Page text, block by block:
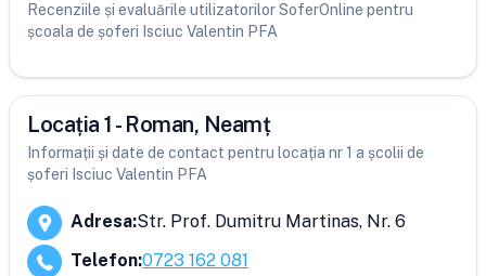
Recenziile și evaluările utilizatorilor SoferOnline pentru
școala de șoferi Isciuc Valentin PFA
Locația 1 - Roman, Neamț
Informații și date de contact pentru locația nr 1 a școlii de
șoferi Isciuc Valentin PFA
Adresa:Str. Prof. Dumitru Martinas, Nr. 6
Telefon:0723 162 081